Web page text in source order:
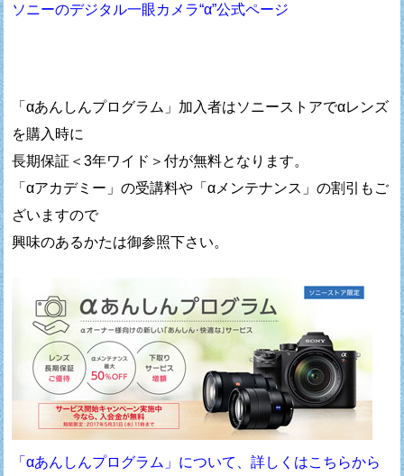
ソニーのデジタル一眼カメラ“α”公式ページ
「αあんしんプログラム」加入者はソニーストアでαレンズ
を購入時に
長期保証＜3年ワイド＞付が無料となります。
「αアカデミー」の受講料や「αメンテナンス」の割引もご
ざいますので
興味のあるかたは御参照下さい。
「αあんしんプログラム」について、詳しくはこちらから